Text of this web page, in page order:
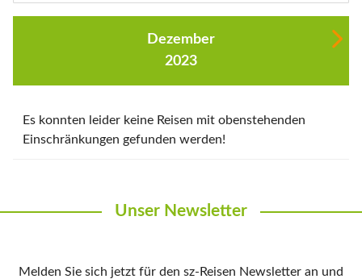
Dezember
2023
Es konnten leider keine Reisen mit obenstehenden
Einschränkungen gefunden werden!
Unser Newsletter
Melden Sie sich jetzt für den sz-Reisen Newsletter an und